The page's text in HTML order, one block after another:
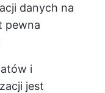
danych na
pewna
i
jest